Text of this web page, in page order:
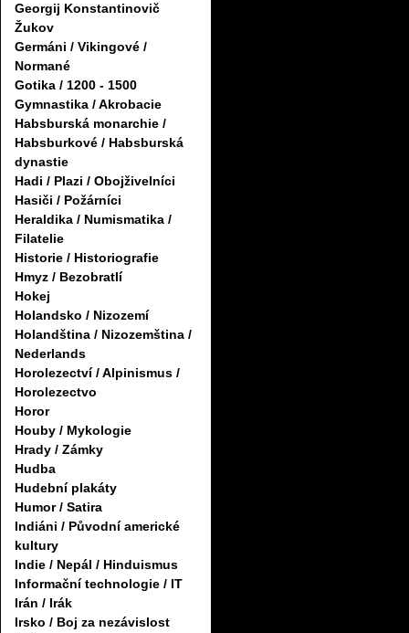
Georgij Konstantinovič
Žukov
Germáni / Vikingové /
Normané
Gotika / 1200 - 1500
Gymnastika / Akrobacie
Habsburská monarchie /
Habsburkové / Habsburská
dynastie
Hadi / Plazi / Obojživelníci
Hasiči / Požárníci
Heraldika / Numismatika /
Filatelie
Historie / Historiografie
Hmyz / Bezobratlí
Hokej
Holandsko / Nizozemí
Holandština / Nizozemština /
Nederlands
Horolezectví / Alpinismus /
Horolezectvo
Horor
Houby / Mykologie
Hrady / Zámky
Hudba
Hudební plakáty
Humor / Satira
Indiáni / Původní americké
kultury
Indie / Nepál / Hinduismus
Informační technologie / IT
Irán / Irák
Irsko / Boj za nezávislost